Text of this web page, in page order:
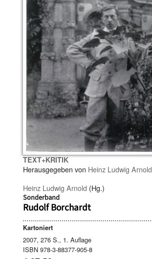
TEXT+KRITIK
Herausgegeben von Heinz Ludwig Arnold
Heinz Ludwig Arnold (Hg.)
Sonderband
Rudolf Borchardt
Kartoniert
2007, 276 S., 1. Auflage
ISBN 978-3-88377-905-8